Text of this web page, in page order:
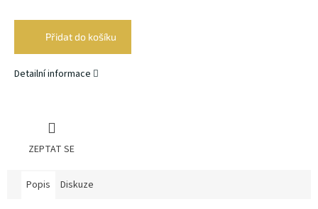
Přidat do košíku
Detailní informace
ZEPTAT SE
Popis Diskuze